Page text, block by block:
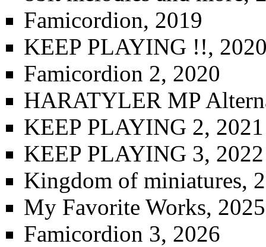
Famicordion, 2019
KEEP PLAYING !!,
Famicordion 2, 2020
HARATYLER MP
KEEP PLAYING 2, 2021
KEEP PLAYING 3, 2022
Kingdom of miniatures,
My Favorite Works, 2025
Famicordion 3, 2026